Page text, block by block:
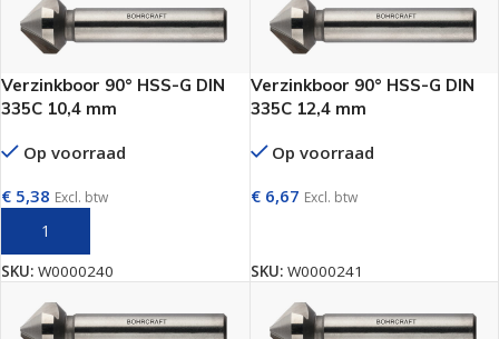
Verzinkboor 90° HSS-G DIN
335C 10,4 mm
Op voorraad
€ 5,38 Excl. btw
SKU: W0000240
Verzinkboor 90° HSS-G DIN
335C 12,4 mm
Op voorraad
€6,67 Excl. btw
SKU: W0000241